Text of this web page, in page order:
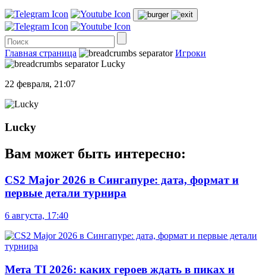
Главная страница
Игроки
Lucky
22 февраля, 21:07
Lucky
Вам может быть интересно:
CS2 Major 2026 в Сингапуре: дата, формат и
первые детали турнира
6 августа, 17:40
Мета TI 2026: каких героев ждать в пиках и